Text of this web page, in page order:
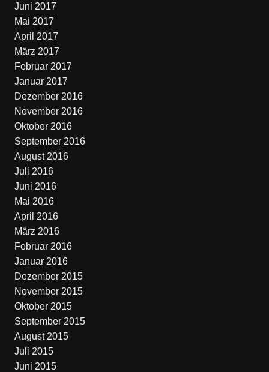
Juni 2017
Mai 2017
April 2017
März 2017
Februar 2017
Januar 2017
Dezember 2016
November 2016
Oktober 2016
September 2016
August 2016
Juli 2016
Juni 2016
Mai 2016
April 2016
März 2016
Februar 2016
Januar 2016
Dezember 2015
November 2015
Oktober 2015
September 2015
August 2015
Juli 2015
Juni 2015